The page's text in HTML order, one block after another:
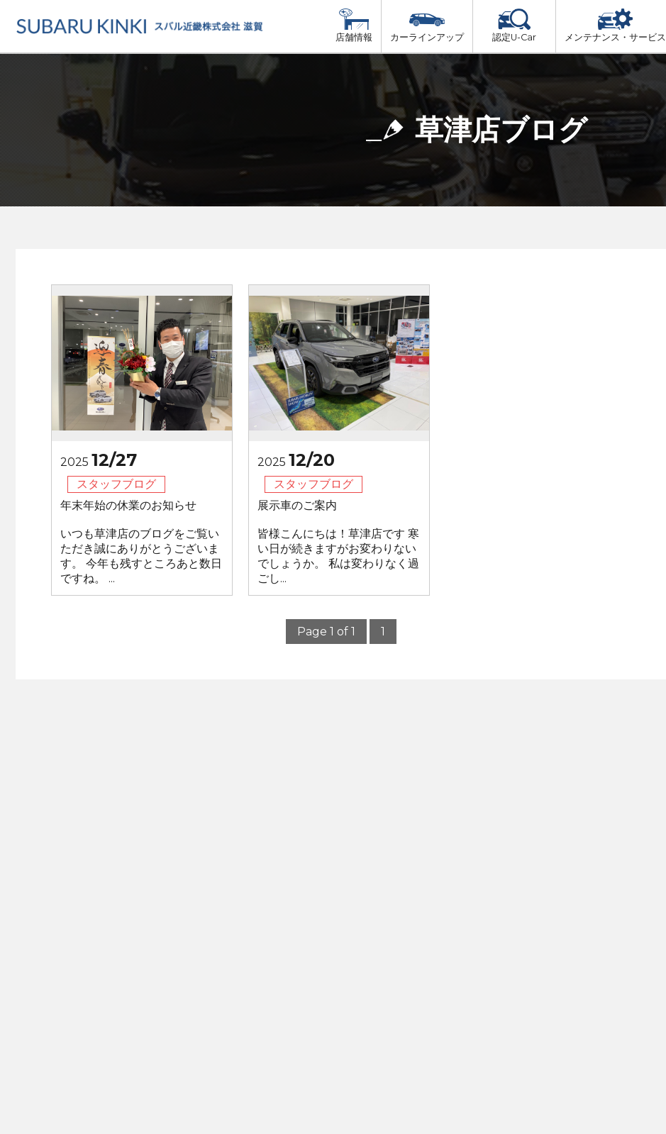
店舗情報
店舗情報 店舗一覧
地域でさがす
地図でさがす
試乗車でさがす
大津市内
湖東地域
東近江地域
カーラインアップ
カーラインアップ
カーラインアップ一覧
乗用車
軽自動車
認定U-Car メンテナンス・サービス
メンテナンス・サービス
メンテナンス・サービストップ
車検・定期点検をする
カーケアをする
車検（法定24か月点検）
法定 12ヶ月 点検
6ヶ月ごとの セーフティ チェック
車検 3ヶ月前 無料診断
草津店ブログ
2025 12/27
スタッフブログ
年末年始の休業のお知らせ
いつも草津店のブログをご覧い
ただき誠にありがとうございま
す。 今年も残すところあと数日
ですね。 ...
2025 12/20
スタッフブログ
展示車のご案内
皆様こんにちは！草津店です 寒
い日が続きますがお変わりない
でしょうか。 私は変わりなく過
ごし...
Page 1 of 1 1